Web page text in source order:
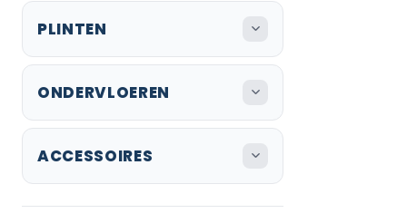
PLINTEN
ONDERVLOEREN
ACCESSOIRES